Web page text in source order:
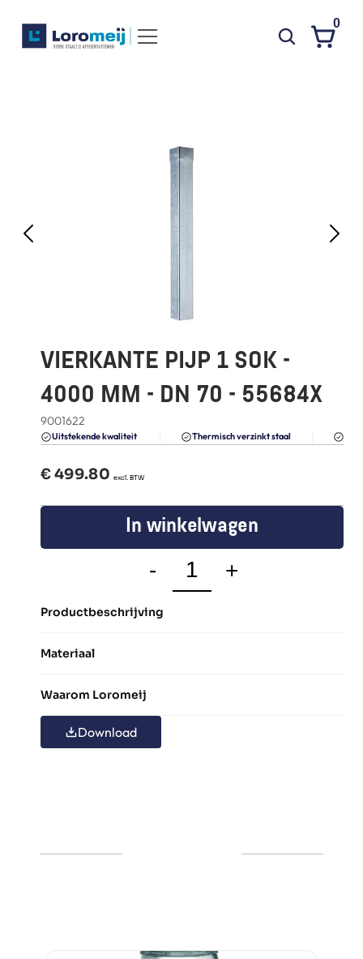
FAQ
Blogs
0
VIERKANTE PIJP 1 SOK -
4000 MM - DN 70 - 55684X
9001622
Uitstekende kwaliteit Thermisch verzinkt staal
€ 499.80
  excl. BTW
In winkelwagen
- +
Productbeschrijving
Materiaal
Waarom Loromeij
Download